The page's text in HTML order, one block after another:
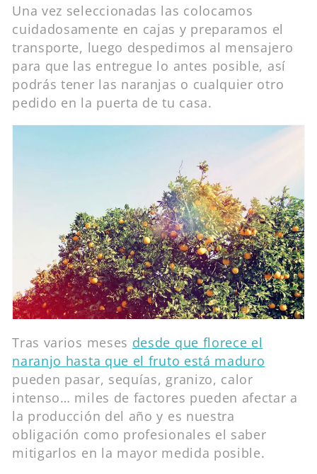
Una vez seleccionadas las colocamos
cuidadosamente en cajas y preparamos el
transporte, luego despedimos al mensajero
para que las entregue lo antes posible, así
podrás tener las naranjas o cualquier otro
pedido en la puerta de tu casa.
Tras varios meses desde que florece el
naranjo hasta que el fruto está maduro
pueden pasar, sequías, granizo, calor
intenso… miles de factores pueden afectar a
la producción del año y es nuestra
obligación como profesionales el saber
mitigarlos en la mayor medida posible.